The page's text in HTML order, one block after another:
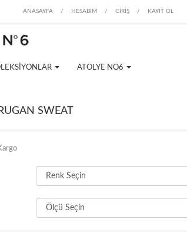
ANASAYFA / HESABIM / GİRİŞ / KAYIT OL
ATOLYE NO6
SWEAT